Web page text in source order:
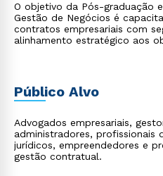
O objetivo da Pós-graduação
Gestão de Negócios é
contratos empresariais com
alinhamento estratégico aos
Público Alvo
Advogados empresariais,
administradores, profissionais
jurídicos, empreendedores e
gestão contratual.